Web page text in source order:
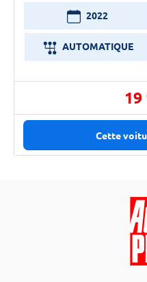
2022
AUTOMATIQUE
19
Cette